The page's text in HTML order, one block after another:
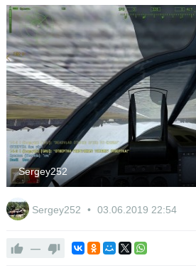
Sergey252
Sergey252 03.06.2019 22:54
—